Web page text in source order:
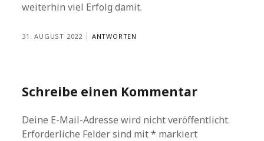
weiterhin viel Erfolg damit.
31. AUGUST 2022 ANTWORTEN
Schreibe einen Kommentar
Deine E-Mail-Adresse wird nicht veröffentlicht.
Erforderliche Felder sind mit* markiert